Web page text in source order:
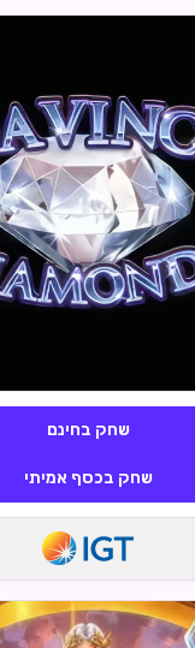
שחק בחינם
שחק בכסף אמיתי